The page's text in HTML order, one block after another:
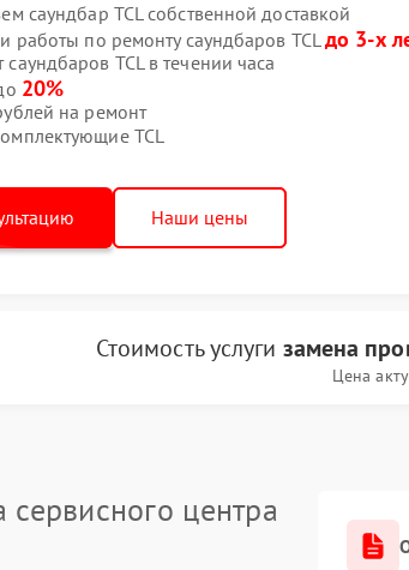
саундбар TCL собственной доставкой
работы по ремонту саундбаров TCL до 3-х
TCL в течении часа
20%
на ремонт
TCL
Наши цены
Стоимость услуги замена
Цена
центра